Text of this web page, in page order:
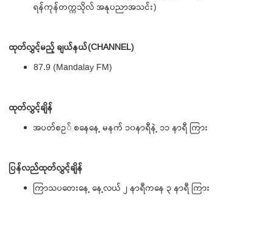
ရန်ကုန်တက္ကသိုလ် အနုပညာအသင်း)
ထုတ်လွှင့်မည့် ချယ်နယ်(CHANNEL)
87.9 (Mandalay FM)
ထုတ်လွှင့်ချိန်
အပတ်စဥ် စနေနေ့ မနက် ၁၀နာရီနဲ့ ၁၁ နာရီ ကြား
ပြန်လည်ထုတ်လွှင့်ချိန်
ကြာသပတေးနေ့ နေ့လယ် ၂ နာရီကနေ ၃ နာရီ ကြား